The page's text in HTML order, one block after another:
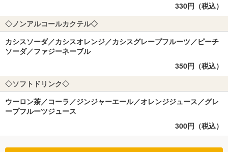
330円（税込）
◇ノンアルコールカクテル◇
カシスソーダ／カシスオレンジ／カシスグレープフルーツ／ピーチ
ソーダ／ファジーネーブル
350円（税込）
◇ソフトドリンク◇
ウーロン茶／コーラ／ジンジャーエール／オレンジジュース／グレ
ープフルーツジュース
300円（税込）